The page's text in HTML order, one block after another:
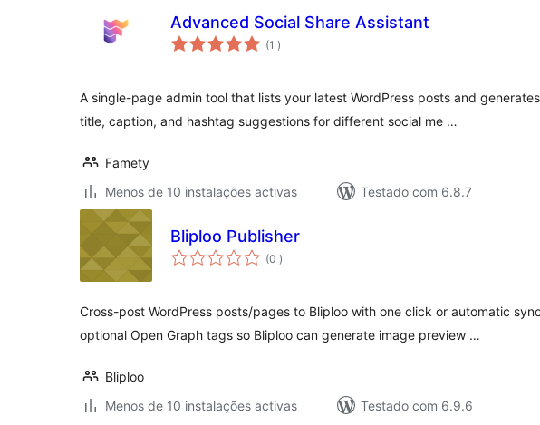
Advanced Social Share Assistant
(1 classificações
)
A single-page admin tool that lists your latest WordPress posts and
title, caption, and hashtag suggestions for different social me …
Famety
Menos de 10 instalações activas
Testado com 6.8.7
Bliploo Publisher
(0 classificações
)
Cross-post WordPress posts/pages to Bliploo with one click or automatic
optional Open Graph tags so Bliploo can generate image preview …
Bliploo
Menos de 10 instalações activas
Testado com 6.9.6